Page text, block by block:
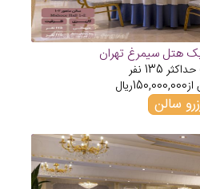
هتل سیمرغ تهران
135 نفر
از150,000,000ریال
سالن